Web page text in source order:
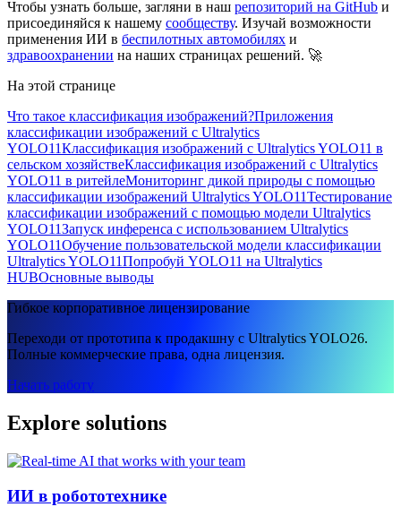
Чтобы узнать больше, загляни в наш репозиторий на GitHub и
присоединяйся к нашему сообществу. Изучай возможности
применения ИИ в беспилотных автомобилях и
здравоохранении на наших страницах решений. 🚀
На этой странице
Что такое классификация изображений?Приложения
классификации изображений с Ultralytics
YOLO11Классификация изображений с Ultralytics YOLO11 в
сельском хозяйствеКлассификация изображений с Ultralytics
YOLO11 в ритейлеМониторинг дикой природы с помощью
классификации изображений Ultralytics YOLO11Тестирование
классификации изображений с помощью модели Ultralytics
YOLO11Запуск инференса с использованием Ultralytics
YOLO11Обучение пользовательской модели классификации
Ultralytics YOLO11Попробуй YOLO11 на Ultralytics
HUBОсновные выводы
Гибкое корпоративное лицензирование
Переходи от прототипа к продакшну с Ultralytics YOLO26.
Полные коммерческие права, одна лицензия.
Начать работу
Explore solutions
ИИ в робототехнике